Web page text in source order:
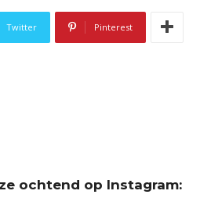
Twitter Pinterest
ochtend op Instagram: